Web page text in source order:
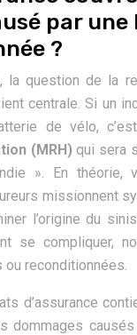
par
?
la question de la
centrale. Si un
de vélo,
(MRH)qui sera
». En théorie,
missionnent
l’origine du
se compliquer,
reconditionnées.
d’assurance
dommages